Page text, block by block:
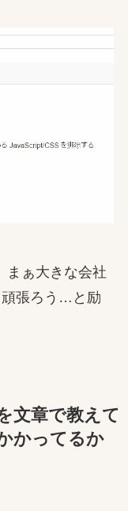
まぁ大きな会社
頑張ろう…と励
文章で教えて
かってるか